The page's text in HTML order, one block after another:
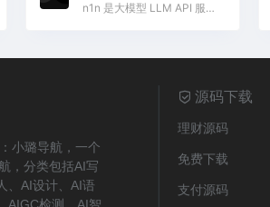
n1n 是大模型 LLM API 服务提供商, 国内 OpenRouter 平替, 直连无需代理, 支持 Gemini API、Deepseek API、OpenAI API、ChatGPT API、Claude API、Qwen API、Kimi API 等 400 余个 LLM 大模型API接口, 低延迟高并发、稳定可靠的 LLM 大模型API服务, 助力开发者以极低成本快速集成 LLM 大模型API 能力.
小璐导航，一个
，分类包括AI写
、AI设计、AI语
源码下载
理财源码
免费下载
支付源码